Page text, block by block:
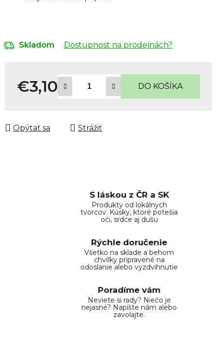
Skladom Dostupnost na prodejnách?
€3,10 DO KOŠÍKA
Opýtať sa Strážiť
S láskou z ČR a SK
Produkty od lokálnych
tvorcov. Kúsky, ktoré potešia
oči, srdce aj dušu
Rýchle doručenie
Všetko na sklade a behom
chvíľky pripravené na
odoslanie alebo vyzdvihnutie
Poradíme vám
Neviete si rady? Niečo je
nejasné? Napíšte nám alebo
zavolajte.